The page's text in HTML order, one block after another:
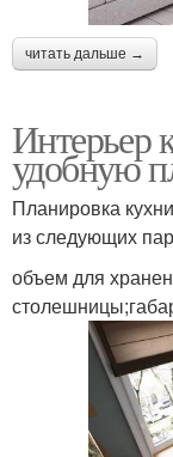
читать дальше →
Интерьер
удобную
Планировка
из следующих
объем для